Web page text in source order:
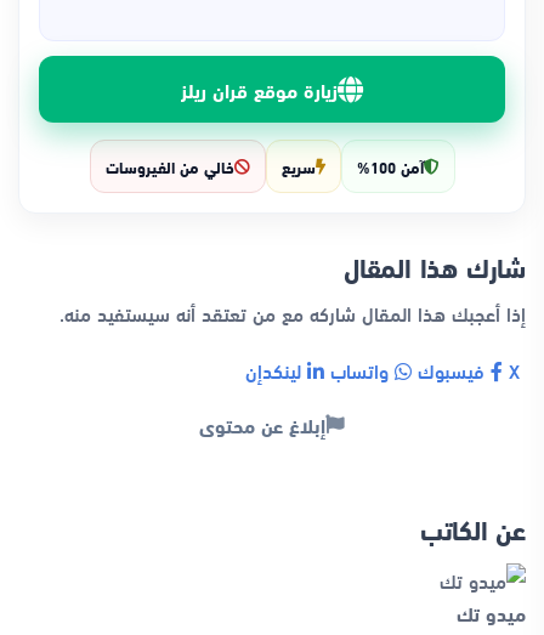
زيارة موقع قران ريلز
آمن 100% سريع خالي من الفيروسات
شارك هذا المقال
إذا أعجبك هذا المقال شاركه مع من تعتقد أنه سيستفيد منه.
فيسبوك واتساب لينكدإن
إبلاغ عن محتوى
عن الكاتب
ميدو تك